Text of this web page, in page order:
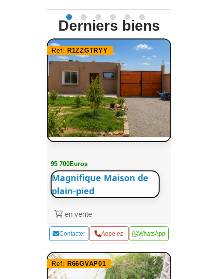
Derniers biens
Ref: R1ZZGTRYY
95 700Euros
Magnifique Maison de
plain-pied
en vente
Contacter Appelez WhatsApp
Ref: R66GVAP01